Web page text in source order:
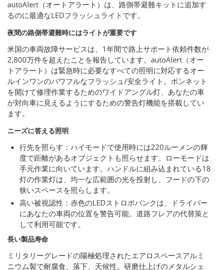
autoAlert（オートアラート）は、路側帯避難キットに追加す
るのに最適なLEDフラッシュライトです。
夜間の路側帯避難時にはライトが重要です
米国の車両故障サービスは、1年間で路上サポート依頼件数が
2,800万件を超えたことを報告しています。autoAlert（オー
トアラート）は緊急時に必要なすべての照明に対応するオー
ルインワンのパワフルなフラッシュ/安全ライト。ボンネット
を開けて修理作業するためのワイドアングル灯、あなたの車
が対向車に見えるようにするための警告灯機能を搭載してい
ます。
ニーズに答える照明
行先を照らす：ハイモードで使用時には220ルーメンの輝
度で距離があるオブジェクトも照らせます。ローモードは
手元作業に向いています。ハンドルに組み込まれている18
灯の作業灯は、均一な広範囲の光を投射し、フードの下の
狭いスペースを照らします。
高い被視認性：赤色のLEDストロボバンクは、ドライバー
にあなたの車両の位置を警告可能。道路フレアの代替策と
して利用可能です。
長い製品寿命
ミリタリーグレードの陽極処理されたエアロスペースアルミ
ニウム製で耐腐食、落下、天候性。研磨仕上げのメタルシェ